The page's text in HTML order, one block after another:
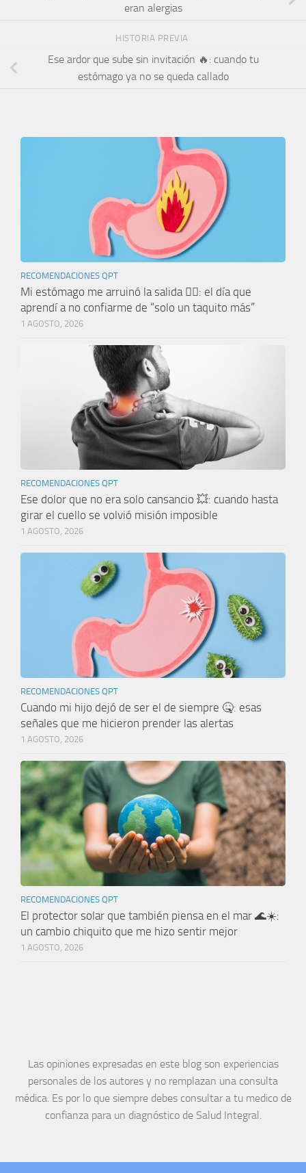
eran alergias
HISTORIA PREVIA
Ese ardor que sube sin invitación 🔥: cuando tu
estómago ya no se queda callado
RECOMENDACIONES QPT
Mi estómago me arruinó la salida 🤦‍♀️: el día que
aprendí a no confiarme de “solo un taquito más”
1 AGOSTO, 2026
RECOMENDACIONES QPT
Ese dolor que no era solo cansancio 💥: cuando hasta
girar el cuello se volvió misión imposible
1 AGOSTO, 2026
RECOMENDACIONES QPT
Cuando mi hijo dejó de ser el de siempre 🤒: esas
señales que me hicieron prender las alertas
1 AGOSTO, 2026
RECOMENDACIONES QPT
El protector solar que también piensa en el mar 🌊☀️:
un cambio chiquito que me hizo sentir mejor
1 AGOSTO, 2026
Las opiniones expresadas en este blog son experiencias
personales de los autores y no remplazan una consulta
médica. Es por lo que siempre debes consultar a tu medico de
confianza para un diagnóstico de Salud Integral.